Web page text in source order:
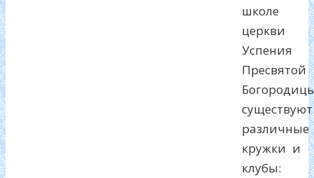
школе
церкви
Успения
Пресвятой
существуют
различные
кружки и
клубы: